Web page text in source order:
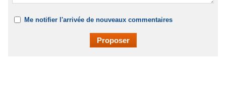
Me notifier l'arrivée de nouveaux commentaires